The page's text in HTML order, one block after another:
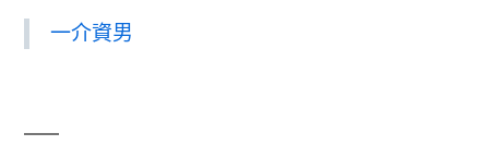
一介資男